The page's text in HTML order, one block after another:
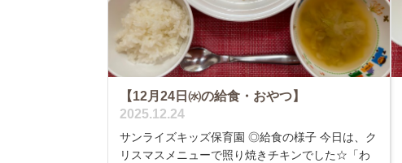
【12月24日㈬の給食・おやつ】
2025.12.24
サンライズキッズ保育園 ◎給食の様子 今日は、ク
リスマスメニューで照り焼きチキンでした☆「わ